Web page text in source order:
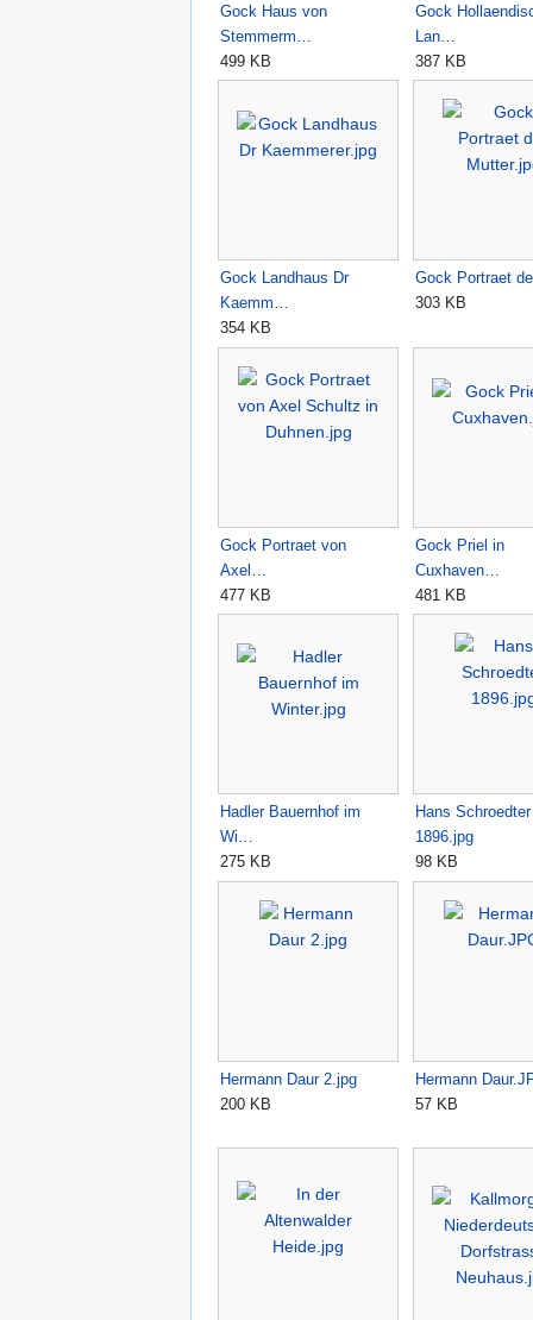
Gock Haus von
Stemmerm…
499 KB
Gock
Lan…
387 KB
Gock Landhaus Dr
Kaemm…
354 KB
Gock Portraet
303 KB
Gock Portraet von
Axel…
477 KB
Gock Priel in
Cuxhaven…
481 KB
Hadler Bauernhof im
Wi…
275 KB
Hans Schroedter
1896.jpg
98 KB
Hermann Daur 2.jpg
200 KB
Hermann
57 KB